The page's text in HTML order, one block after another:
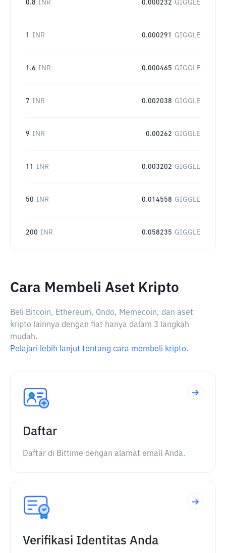
0.8 INR 0.000232 GIGGLE
1 INR 0.000291 GIGGLE
1.6 INR 0.000465 GIGGLE
7 INR 0.002038 GIGGLE
9 INR 0.00262 GIGGLE
11 INR 0.003202 GIGGLE
50 INR 0.014558 GIGGLE
200 INR 0.058235 GIGGLE
Cara Membeli Aset Kripto
Beli Bitcoin, Ethereum, Ondo, Memecoin, dan aset
kripto lainnya dengan fiat hanya dalam 3 langkah
mudah.
Pelajari lebih lanjut tentang cara membeli kripto.
Daftar
Daftar di Bittime dengan alamat email Anda.
Verifikasi Identitas Anda